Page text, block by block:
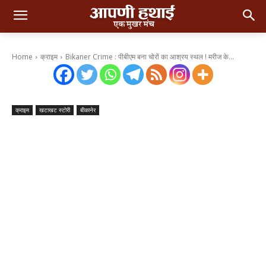
Home क्राइम Bikaner Crime : पीबीएम बना चोरों का आश्रय स्थल ! मरीज के...
क्राइम खटाखट स्टोरी बीकानेर